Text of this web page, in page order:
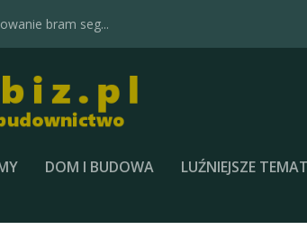
bram seg...
DOM I BUDOWA LUŹNIEJSZE